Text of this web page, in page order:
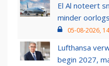
El Al noteert
minder
05-08-2026,
Lufthansa
begin 2027,